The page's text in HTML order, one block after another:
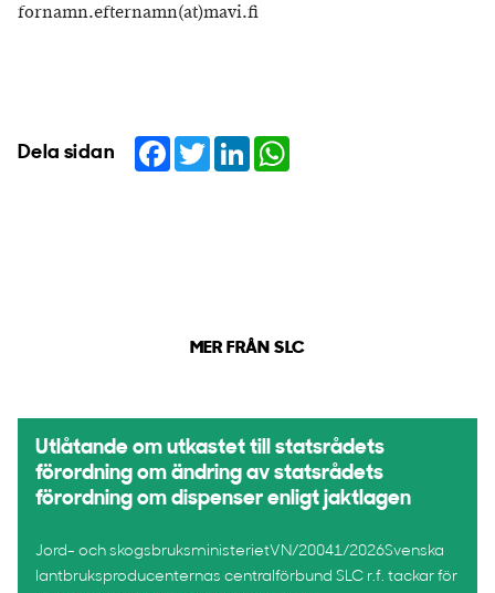
fornamn.efternamn(at)mavi.fi
Dela sidan Facebook
TwitterLinkedIn
MER FRÅN SLC
Utlåtande om utkastet till statsrådets
förordning om ändring av statsrådets
förordning om dispenser enligt jaktlagen
Jord- och skogsbruksministerietVN/20041/2026Svenska
lantbruksproducenternas centralförbund SLC r.f. tackar för